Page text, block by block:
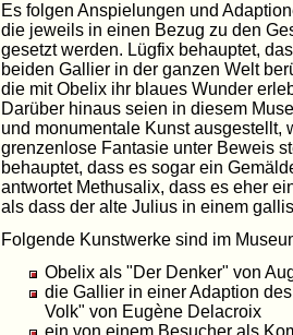
Es folgen Anspielungen und
die jeweils in einen Bezug zu den
gesetzt werden. Lügfix behauptet,
beiden Gallier in der ganzen Welt
die mit Obelix ihr blaues Wunder
Darüber hinaus seien in diesem
und monumentale Kunst ausgestellt,
grenzenlose Fantasie unter Beweis
behauptet, dass es sogar ein
antwortet Methusalix, dass es eher
als dass der alte Julius in einem
Folgende Kunstwerke sind im
Obelix als "Der Denker" von
die Gallier in einer Adaption
Volk" von Eugène Delacroix
ein von einem Besucher als